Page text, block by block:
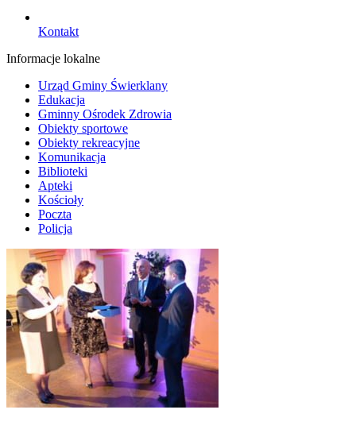
Kontakt
Informacje lokalne
Urząd Gminy Świerklany
Edukacja
Gminny Ośrodek Zdrowia
Obiekty sportowe
Obiekty rekreacyjne
Komunikacja
Biblioteki
Apteki
Kościoły
Poczta
Policja